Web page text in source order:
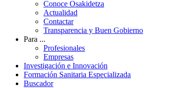
Conoce Osakidetza
Actualidad
Contactar
Transparencia y Buen Gobierno
Para ...
Profesionales
Empresas
Investigación e Innovación
Formación Sanitaria Especializada
Buscador